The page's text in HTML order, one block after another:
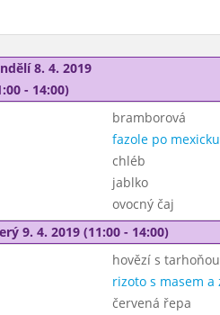
8. 4. 2019
- 14:00)
bramborová
fazole po mexicku
chléb
jablko
ovocný čaj
9. 4. 2019 (11:00 - 14:00)
hovězí s tarhoňou
rizoto s masem a
červená řepa